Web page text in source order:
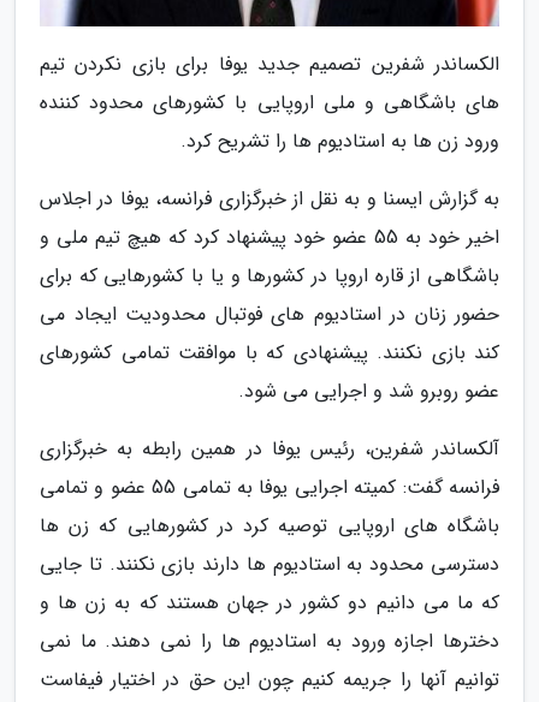
الکساندر شفرین تصمیم جدید یوفا برای بازی نکردن تیم
های باشگاهی و ملی اروپایی با کشورهای محدود کننده
ورود زن ها به استادیوم ها را تشریح کرد.
به گزارش ایسنا و به نقل از خبرگزاری فرانسه، یوفا در اجلاس
اخیر خود به 55 عضو خود پیشنهاد کرد که هیچ تیم ملی و
باشگاهی از قاره اروپا در کشورها و یا با کشورهایی که برای
حضور زنان در استادیوم های فوتبال محدودیت ایجاد می
کند بازی نکنند. پیشنهادی که با موافقت تمامی کشورهای
عضو روبرو شد و اجرایی می شود.
آلکساندر شفرین، رئیس یوفا در همین رابطه به خبرگزاری
فرانسه گفت: کمیته اجرایی یوفا به تمامی 55 عضو و تمامی
باشگاه های اروپایی توصیه کرد در کشورهایی که زن ها
دسترسی محدود به استادیوم ها دارند بازی نکنند. تا جایی
که ما می دانیم دو کشور در جهان هستند که به زن ها و
دخترها اجازه ورود به استادیوم ها را نمی دهند. ما نمی
توانیم آنها را جریمه کنیم چون این حق در اختیار فیفاست